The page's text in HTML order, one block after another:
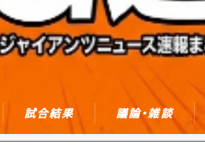
試合結果 議論・雑談